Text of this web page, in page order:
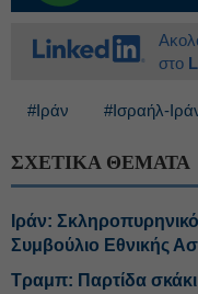
στο
#Ιράν #Ισραήλ-
ΣΧΕΤΙΚΑ ΘΕΜΑΤΑ
Ιράν:
Συμβούλιο Εθνικής
Τραμπ: Παρτίδα σκάκι